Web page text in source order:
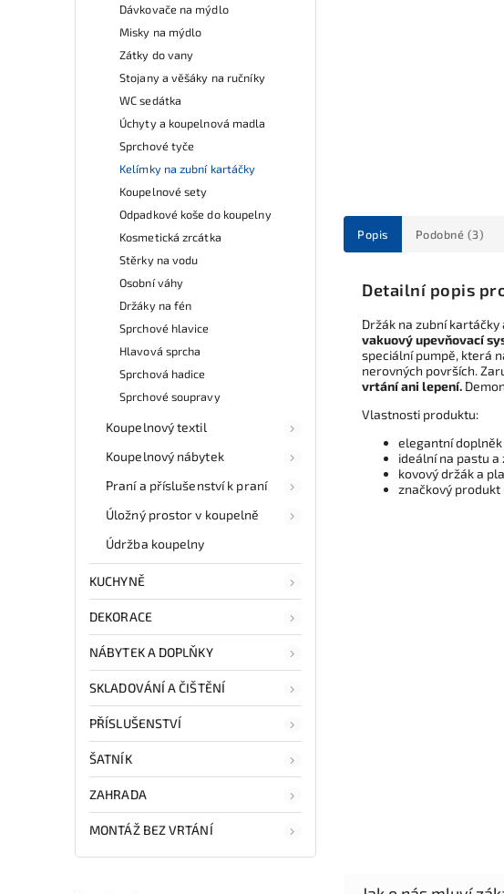
Dávkovače na mýdlo
Misky na mýdlo
Zátky do vany
Stojany a věšáky na ručníky
WC sedátka
Úchyty a koupelnová madla
Sprchové tyče
Kelímky na zubní kartáčky
Koupelnové sety
Odpadkové koše do koupelny
Kosmetická zrcátka
Stěrky na vodu
Osobní váhy
Držáky na fén
Sprchové hlavice
Hlavová sprcha
Sprchová hadice
Sprchové soupravy
Koupelnový textil
Koupelnový nábytek
Praní a příslušenství k praní
Úložný prostor v koupelně
Údržba koupelny
KUCHYNĚ
DEKORACE
NÁBYTEK A DOPLŇKY
SKLADOVÁNÍ A ČIŠTĚNÍ
PŘÍSLUŠENSTVÍ
ŠATNÍK
ZAHRADA
MONTÁŽ BEZ VRTÁNÍ
Popis Podobné (3)
Detailní popis
Držák na zubní kartáčky
vakuový upevňovací
speciální pumpě, která
nerovných površích.
vrtání ani lepení.
Vlastnosti produktu:
elegantní
ideální na pastu
kovový držák a
značkový produkt